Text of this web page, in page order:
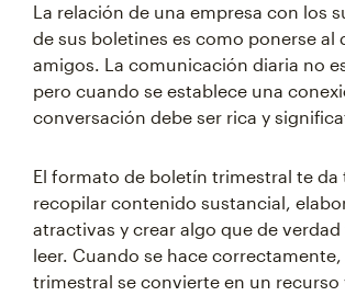
La relación de una empresa con los
de sus boletines es como ponerse al
amigos. La comunicación diaria no
pero cuando se establece una
conversación debe ser rica y
El formato de boletín trimestral te da
recopilar contenido sustancial,
atractivas y crear algo que de verdad
leer. Cuando se hace
trimestral se convierte en un recurso